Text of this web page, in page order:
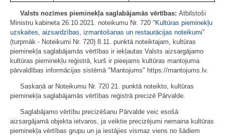
Valsts nozīmes pieminekļa saglabājamās vērtības: Atbilstoši
Ministru kabineta 26.10.2021. noteikumu Nr. 720 " Kultūras pieminekļu
uzskaites, aizsardzības, izmantošanas un restaurācijas noteikumi"
(turpmāk - Noteikumi Nr. 720) 8.11. punktā noteiktajam, kultūras
pieminekļa saglabājamās vērtības ir iekļautas Valsts aizsargājamo
kultūras pieminekļu reģistrā, kurš ir pieejams kultūras mantojuma
pārvaldības informācijas sistēmā "Mantojums" https://mantojums.lv.
Saskaņā ar Noteikumu Nr. 720 21. punktā noteikto, kultūras
pieminekļa saglabājamās vērtības reģistrā precizē Pārvalde.
Saglabājamo vērtību precizēšanu Pārvalde veic esošā
aizsargājamā objekta ietvaros, ja veiktie precizējumi nemaina kultūras
pieminekļa vērtības grupu un ja iestājies vismaz viens no šādiem